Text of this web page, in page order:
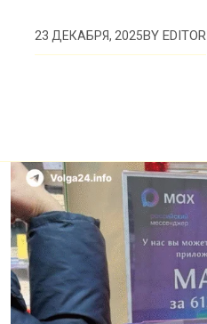
23 ДЕКАБРЯ, 2025BYEDITOR